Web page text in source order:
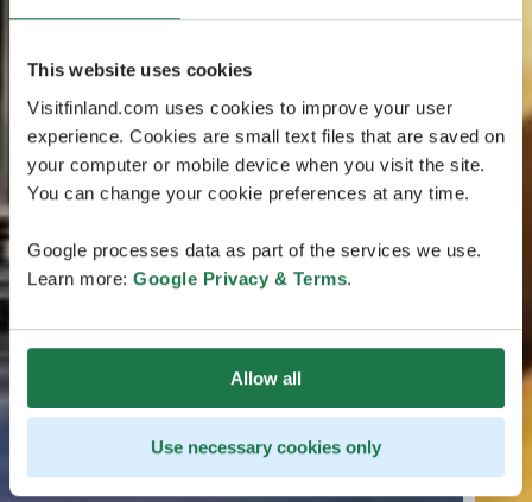
This website uses cookies
Visitfinland.com uses cookies to improve your user
experience. Cookies are small text files that are saved on
your computer or mobile device when you visit the site.
You can change your cookie preferences at any time.
Google processes data as part of the services we use.
Learn more: Google Privacy & Terms.
Allow all
Use necessary cookies only